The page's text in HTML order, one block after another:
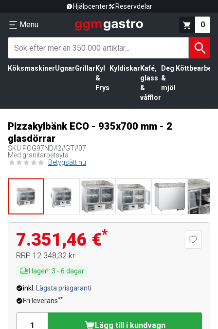
Hjälpcenter Reservdelar
Menu 0
KöksmaskinerUgnarGrillar Kyl
&
Frys
Kyldiskar Kafé,
glass
&
våfflor
Deg
&
mjöl
Pizzakylbänk ECO - 935x700 mm - 2
glasdörrar
SKU POG97ND#2#GT#07
Med granitarbetsyta
Betygsätt nu
7.351,46 €*
RRP 12 348,32 kr
I lager!: 3 - 6 dagar
inkl.
Lägsta prisgaranti
Fri leverans**
Lägg till i kundvagn